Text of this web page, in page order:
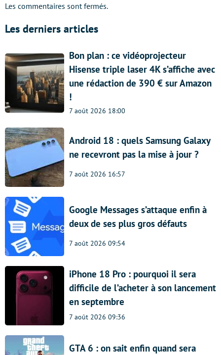
Les commentaires sont fermés.
Les derniers articles
Bon plan : ce vidéoprojecteur
Hisense triple laser 4K s’affiche avec
une rédaction de 390 € sur Amazon
!
7 août 2026 18:00
Android 18 : quels Samsung Galaxy
ne recevront pas la mise à jour ?
7 août 2026 16:57
Google Messages s’attaque enfin à
deux de ses plus gros défauts
7 août 2026 09:54
iPhone 18 Pro : pourquoi il sera
difficile de l’acheter à son lancement
en septembre
7 août 2026 09:36
GTA 6 : on sait enfin quand sera